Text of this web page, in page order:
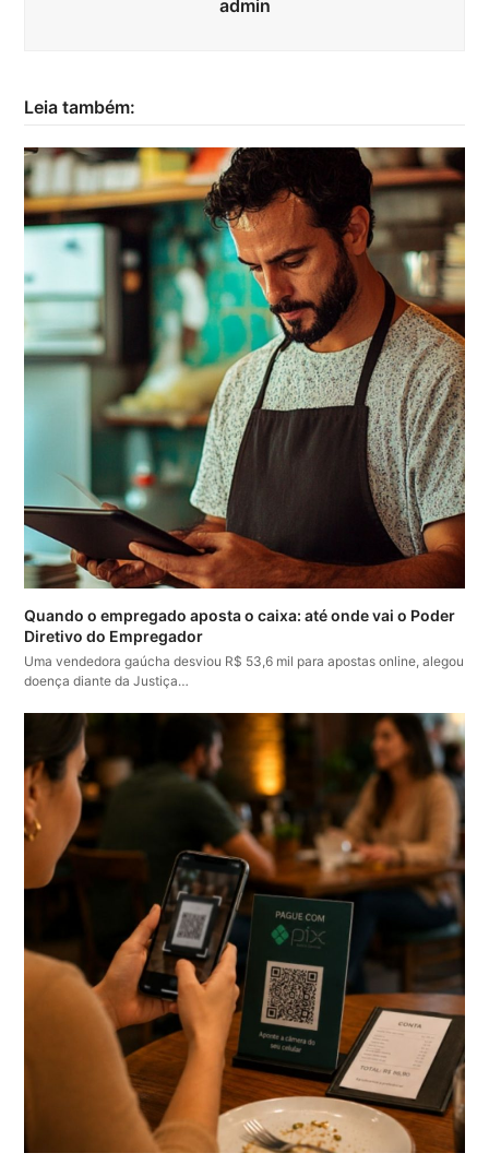
admin
Leia também:
Quando o empregado aposta o caixa: até onde vai o Poder
Diretivo do Empregador
Uma vendedora gaúcha desviou R$ 53,6 mil para apostas online, alegou
doença diante da Justiça…